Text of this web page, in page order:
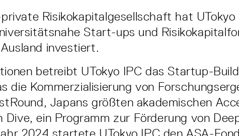
Risikokapitalgesellschaft hat UTokyo
Start-ups und
investiert.
betreibt UTokyo IPC das Startup-
die Kommerzialisierung von
Japans größten akademischen
Dive, ein Programm zur Förderung von
2024 startete UTokyo IPC den ASA-